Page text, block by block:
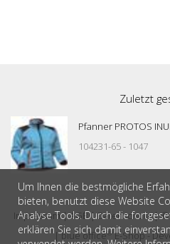
Zuletzt
Pfanner PROTOS
104231-65 - 1047
Impressum|AGB|Datenschutz| ©
|blue office® E-Shop -
Um Ihnen die bestmögliche
bieten, benutzt diese Website
Analyse Tools. Durch die
erklären Sie sich damit